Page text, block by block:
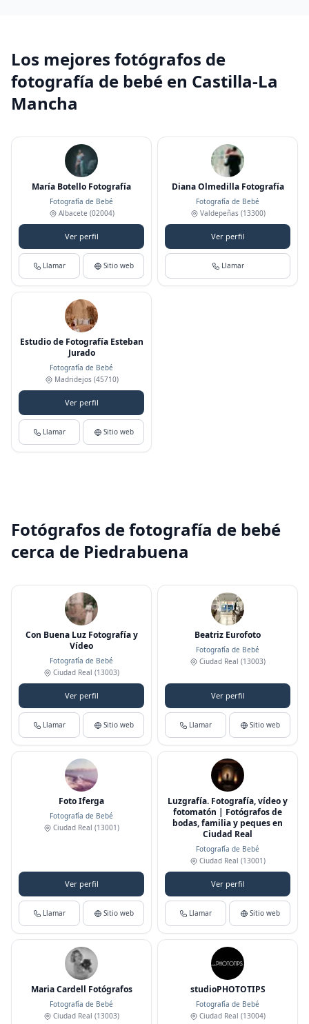
Los mejores fotógrafos de
fotografía de bebé en Castilla-La
Mancha
María Botello Fotografía
Fotografía de Bebé
Albacete (02004)
Ver perfil
Llamar Sitio web
Diana Olmedilla Fotografía
Fotografía de Bebé
Valdepeñas(13300)
Ver perfil
Llamar
Estudio de Fotografía Esteban
Jurado
Fotografía de Bebé
Madridejos(45710)
Ver perfil
Llamar Sitio web
Fotógrafos de fotografía de bebé
cerca de Piedrabuena
Con Buena Luz Fotografía y
Vídeo
Fotografía de Bebé
Ciudad Real (13003)
Ver perfil
Llamar Sitio web
Beatriz Eurofoto
Fotografía de Bebé
Ciudad Real (13003)
Ver perfil
Llamar Sitio web
Foto Iferga
Fotografía de Bebé
Ciudad Real (13001)
Ver perfil
Llamar Sitio web
Luzgrafía. Fotografía, vídeo y
fotomatón | Fotógrafos de
bodas, familia y peques en
Ciudad Real
Fotografía de Bebé
Ciudad Real (13001)
Ver perfil
Llamar Sitio web
Maria Cardell Fotógrafos
Fotografía de Bebé
Ciudad Real (13003)
studioPHOTOTIPS
Fotografía de Bebé
Ciudad Real (13004)